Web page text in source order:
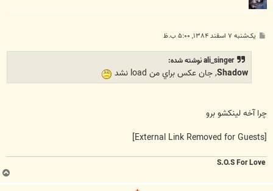
پ یک‌شنبه ۷ اسفند ۱۳۸۴, ۵:۰۰ ب.ظ
ali_singer نوشته شده:
Shadow, جان عکس براي من load نشد
چرا آخه لينكشو برو
S.O.S For Love
ب
ا